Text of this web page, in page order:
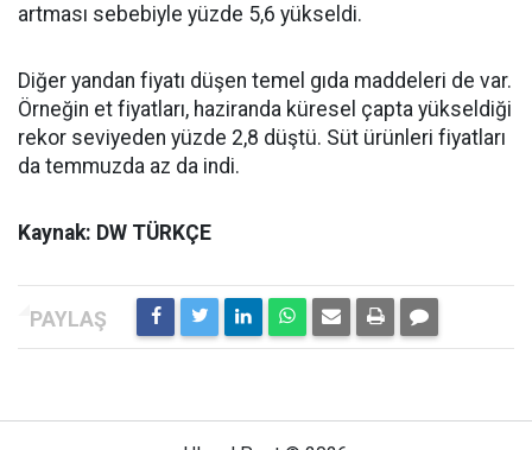
artması sebebiyle yüzde 5,6 yükseldi.
Diğer yandan fiyatı düşen temel gıda maddeleri de var.
Örneğin et fiyatları, haziranda küresel çapta yükseldiği
rekor seviyeden yüzde 2,8 düştü. Süt ürünleri fiyatları
da temmuzda az da indi.
Kaynak: DW TÜRKÇE